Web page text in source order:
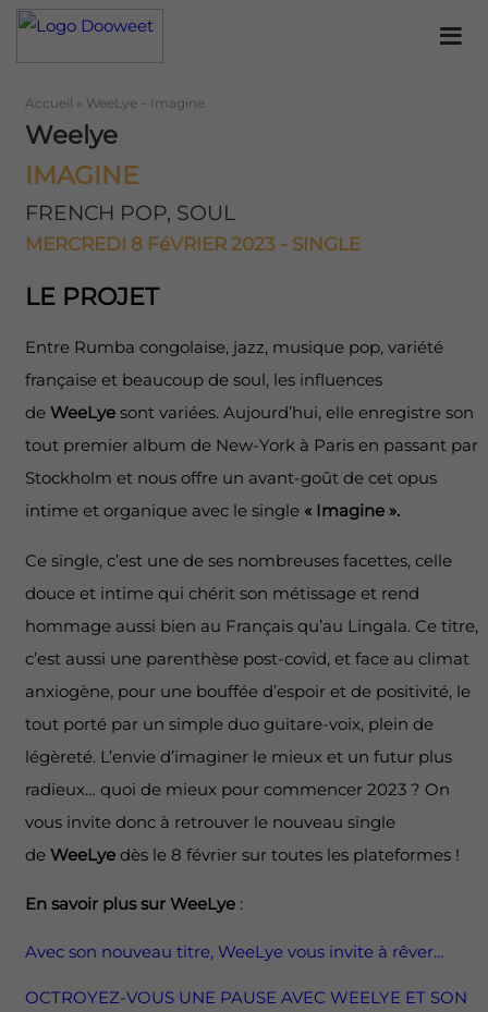
Accueil » WeeLye – Imagine
Weelye
IMAGINE
FRENCH POP, SOUL
MERCREDI 8 FéVRIER 2023 - SINGLE
LE PROJET
Entre Rumba congolaise, jazz, musique pop, variété
française et beaucoup de soul, les influences
de WeeLyesont variées. Aujourd’hui, elle enregistre son
tout premier album de New-York à Paris en passant par
Stockholm et nous offre un avant-goût de cet opus
intime et organique avec le single « Imagine ».
Ce single, c’est une de ses nombreuses facettes, celle
douce et intime qui chérit son métissage et rend
hommage aussi bien au Français qu’au Lingala. Ce titre,
c’est aussi une parenthèse post-covid, et face au climat
anxiogène, pour une bouffée d’espoir et de positivité, le
tout porté par un simple duo guitare-voix, plein de
légèreté. L’envie d’imaginer le mieux et un futur plus
radieux… quoi de mieux pour commencer 2023 ? On
vous invite donc à retrouver le nouveau single
de WeeLyedès le 8 février sur toutes les plateformes !
En savoir plus sur WeeLye :
Avec son nouveau titre, WeeLye vous invite à rêver…
OCTROYEZ-VOUS UNE PAUSE AVEC WEELYE ET SON